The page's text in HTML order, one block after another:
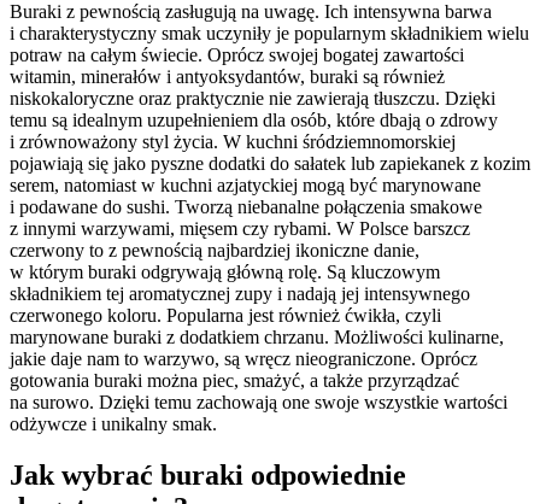
Buraki z pewnością zasługują na uwagę. Ich intensywna barwa
i charakterystyczny smak uczyniły je popularnym składnikiem wielu
potraw na całym świecie. Oprócz swojej bogatej zawartości
witamin, minerałów i antyoksydantów, buraki są również
niskokaloryczne oraz praktycznie nie zawierają tłuszczu. Dzięki
temu są idealnym uzupełnieniem dla osób, które dbają o zdrowy
i zrównoważony styl życia. W kuchni śródziemnomorskiej
pojawiają się jako pyszne dodatki do sałatek lub zapiekanek z kozim
serem, natomiast w kuchni azjatyckiej mogą być marynowane
i podawane do sushi. Tworzą niebanalne połączenia smakowe
z innymi warzywami, mięsem czy rybami. W Polsce barszcz
czerwony to z pewnością najbardziej ikoniczne danie,
w którym buraki odgrywają główną rolę. Są kluczowym
składnikiem tej aromatycznej zupy i nadają jej intensywnego
czerwonego koloru. Popularna jest również ćwikła, czyli
marynowane buraki z dodatkiem chrzanu. Możliwości kulinarne,
jakie daje nam to warzywo, są wręcz nieograniczone. Oprócz
gotowania buraki można piec, smażyć, a także przyrządzać
na surowo. Dzięki temu zachowają one swoje wszystkie wartości
odżywcze i unikalny smak.
Jak wybrać buraki odpowiednie